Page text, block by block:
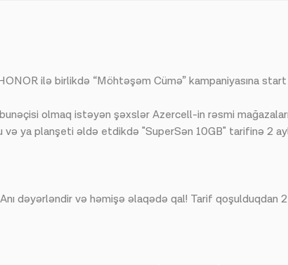
ilə birlikdə “Möhtəşəm Cümə” kampaniyasına
olmaq istəyən şəxslər Azercell-in rəsmi
ya planşeti əldə etdikdə "SuperSən 10GB" tarifinə 2
dəyərləndir və həmişə əlaqədə qal! Tarif